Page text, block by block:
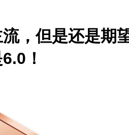
，但是还是期
！